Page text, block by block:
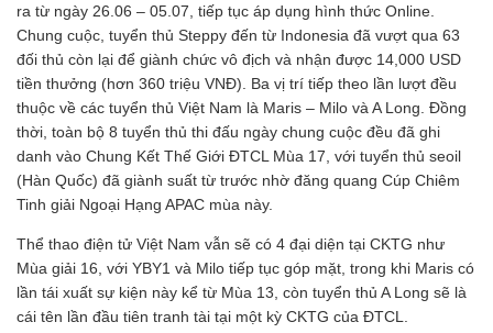
ra từ ngày 26.06 – 05.07, tiếp tục áp dụng hình thức Online.
Chung cuộc, tuyển thủ Steppy đến từ Indonesia đã vượt qua 63
đối thủ còn lại để giành chức vô địch và nhận được 14,000 USD
tiền thưởng (hơn 360 triệu VNĐ). Ba vị trí tiếp theo lần lượt đều
thuộc về các tuyển thủ Việt Nam là Maris – Milo và A Long. Đồng
thời, toàn bộ 8 tuyển thủ thi đấu ngày chung cuộc đều đã ghi
danh vào Chung Kết Thế Giới ĐTCL Mùa 17, với tuyển thủ seoil
(Hàn Quốc) đã giành suất từ trước nhờ đăng quang Cúp Chiêm
Tinh giải Ngoại Hạng APAC mùa này.
Thể thao điện tử Việt Nam vẫn sẽ có 4 đại diện tại CKTG như
Mùa giải 16, với YBY1 và Milo tiếp tục góp mặt, trong khi Maris có
lần tái xuất sự kiện này kể từ Mùa 13, còn tuyển thủ A Long sẽ là
cái tên lần đầu tiên tranh tài tại một kỳ CKTG của ĐTCL.